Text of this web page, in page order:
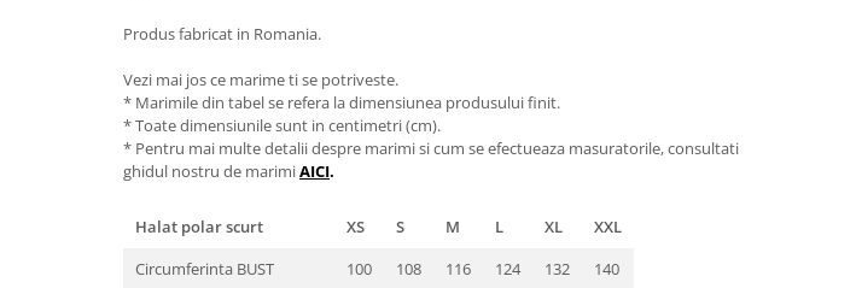
Produs fabricat in Romania.
Vezi mai jos ce marime ti se potriveste.
* Marimile din tabel se refera la dimensiunea produsului finit.
* Toate dimensiunile sunt in centimetri (cm).
* Pentru mai multe detalii despre marimi si cum se efectueaza masuratorile, consultati
ghidul nostru de marimiAICI.
Halat polar scurt XS S M L XL
XXL
Circumferinta BUST
100 108 116 124 132
140